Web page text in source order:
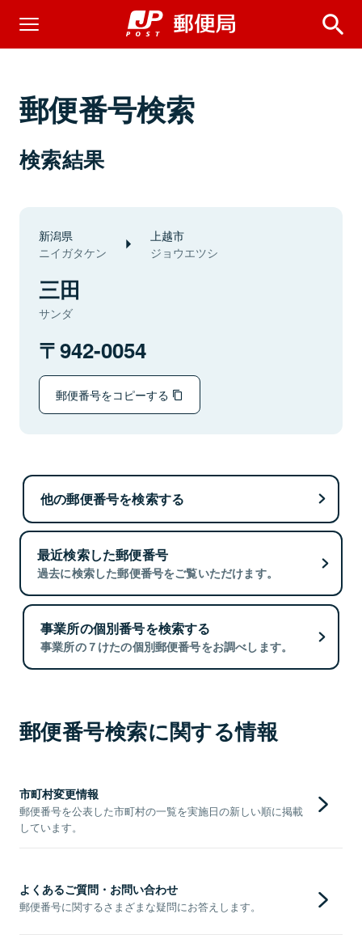
郵便番号検索
検索結果
新潟県
ニイガタケン
上越市
ジョウエツシ
三田
サンダ
942-0054
郵便番号をコピーする
他の郵便番号を検索する
最近検索した郵便番号
過去に検索した郵便番号をご覧いただけます。
事業所の個別番号を検索する
事業所の７けたの個別郵便番号をお調べします。
郵便番号検索に関する情報
市町村変更情報
郵便番号を公表した市町村の一覧を実施日の新しい順に掲載
しています。
よくあるご質問・お問い合わせ
郵便番号に関するさまざまな疑問にお答えします。